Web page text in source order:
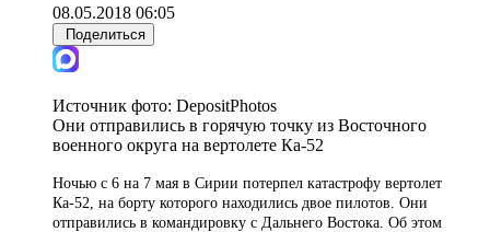
08.05.2018 06:05
Поделиться
Источник фото: DepositPhotos
Они отправились в горячую точку из Восточного
военного округа на вертолете Ка-52
Ночью с 6 на 7 мая в Сирии потерпел катастрофу вертолет
Ка-52, на борту которого находились двое пилотов. Они
отправились в командировку с Дальнего Востока. Об этом